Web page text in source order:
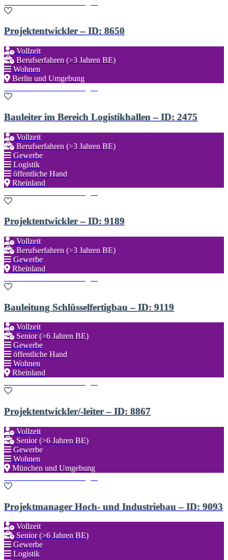
Projektentwickler – ID: 8650
Vollzeit
Berufserfahren (>3 Jahren BE)
Wohnen
Berlin und Umgebung
Bauleiter im Bereich Logistikhallen – ID: 2475
Vollzeit
Berufserfahren (>3 Jahren BE)
Gewerbe
Logistik
öffentliche Hand
Rheinland
Projektentwickler – ID: 9189
Vollzeit
Berufserfahren (>3 Jahren BE)
Gewerbe
Rheinland
Bauleitung Schlüsselfertigbau – ID: 9119
Vollzeit
Senior (>6 Jahren BE)
Gewerbe
öffentliche Hand
Wohnen
Rheinland
Projektentwickler/-leiter – ID: 8867
Vollzeit
Senior (>6 Jahren BE)
Gewerbe
Wohnen
München und Umgebung
Projektmanager Hoch- und Industriebau – ID: 9093
Vollzeit
Senior (>6 Jahren BE)
Gewerbe
Logistik